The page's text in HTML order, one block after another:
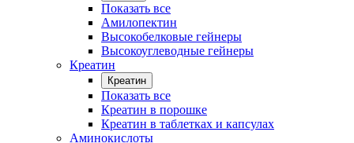
Показать все
Амилопектин
Высокобелковые гейнеры
Высокоуглеводные гейнеры
Креатин
Креатин
Показать все
Креатин в порошке
Креатин в таблетках и капсулах
Аминокислоты